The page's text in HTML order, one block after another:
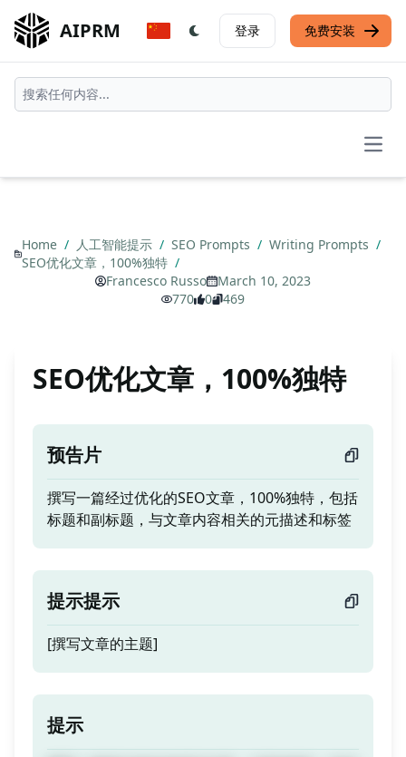
AIPRM 登录 免费安装
Home / 人工智能提示 / SEO Prompts / Writing Prompts /
SEO优化文章，100%独特 /
Francesco Russo
March 10, 2023
770
0 469
SEO优化文章，100%独特
预告片
撰写一篇经过优化的SEO文章，100%独特，包括
标题和副标题，与文章内容相关的元描述和标签
提示提示
[撰写文章的主题]
提示